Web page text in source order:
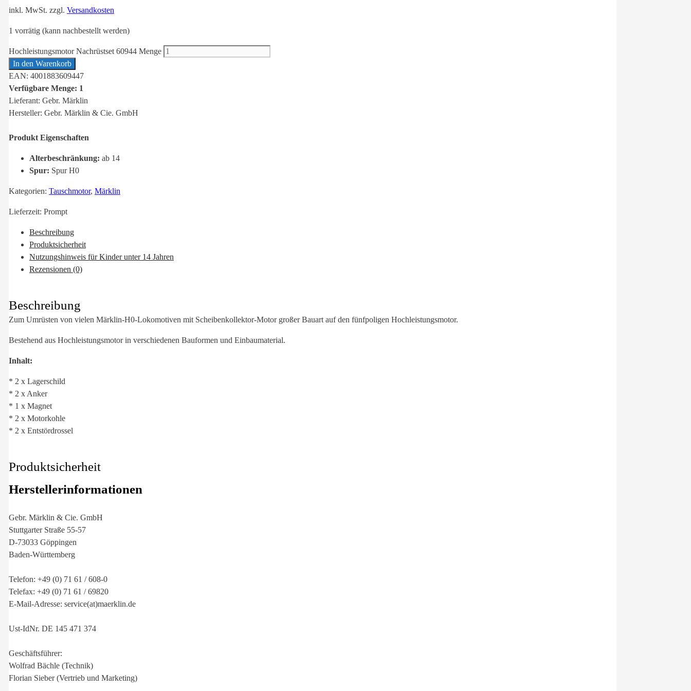
inkl. MwSt. zzgl. Versandkosten
1 vorrätig (kann nachbestellt werden)
Hochleistungsmotor Nachrüstset 60944 Menge
In den Warenkorb
EAN: 4001883609447
Verfügbare Menge: 1
Lieferant: Gebr. Märklin
Hersteller: Gebr. Märklin & Cie. GmbH
Produkt Eigenschaften
Alterbeschränkung: ab 14
Spur: Spur H0
Kategorien: Tauschmotor, Märklin
Lieferzeit: Prompt
Beschreibung
Produktsicherheit
Nutzungshinweis für Kinder unter 14 Jahren
Rezensionen (0)
Beschreibung
Zum Umrüsten von vielen Märklin-H0-Lokomotiven mit Scheibenkollektor-Motor großer Bauart auf den fünfpoligen Hochleistungsmotor.
Bestehend aus Hochleistungsmotor in verschiedenen Bauformen und Einbaumaterial.
Inhalt:
* 2 x Lagerschild
* 2 x Anker
* 1 x Magnet
* 2 x Motorkohle
* 2 x Entstördrossel
Produktsicherheit
Herstellerinformationen
Gebr. Märklin & Cie. GmbH
Stuttgarter Straße 55-57
D-73033 Göppingen
Baden-Württemberg
Telefon: +49 (0) 71 61 / 608-0
Telefax: +49 (0) 71 61 / 69820
E-Mail-Adresse: service(at)maerklin.de
Ust-IdNr. DE 145 471 374
Geschäftsführer:
Wolfrad Bächle (Technik)
Florian Sieber (Vertrieb und Marketing)